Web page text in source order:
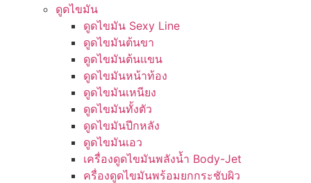
ดูดไขมัน
ดูดไขมัน Sexy Line
ดูดไขมันต้นขา
ดูดไขมันต้นแขน
ดูดไขมันหน้าท้อง
ดูดไขมันเหนียง
ดูดไขมันทั้งตัว
ดูดไขมันปีกหลัง
ดูดไขมันเอว
เครื่องดูดไขมันพลังน้ำ Body-Jet
ครื่องดูดไขมันพร้อมยกกระชับผิว